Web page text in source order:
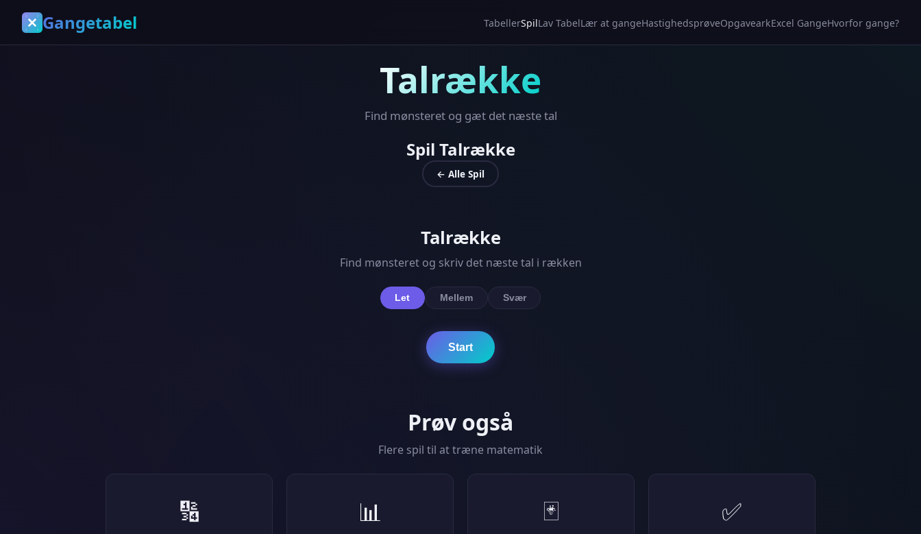
Gangetabel TabellerSpilLav TabelLær at gangeHastighedsprøveOpgavearkExcel GangeHvorfor gange?
Talrække
Find mønsteret og gæt det næste tal
Spil Talrække
← Alle Spil
Talrække
Find mønsteret og skriv det næste tal i rækken
Let Mellem Svær
Start
Prøv også
Flere spil til at træne matematik
🔢 📊 🃏 ✅